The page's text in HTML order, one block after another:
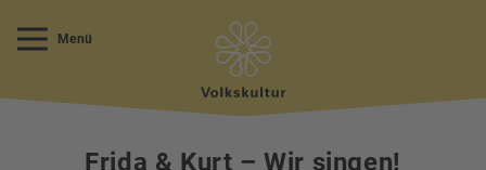
Menü
Frida & Kurt – Wir singen!